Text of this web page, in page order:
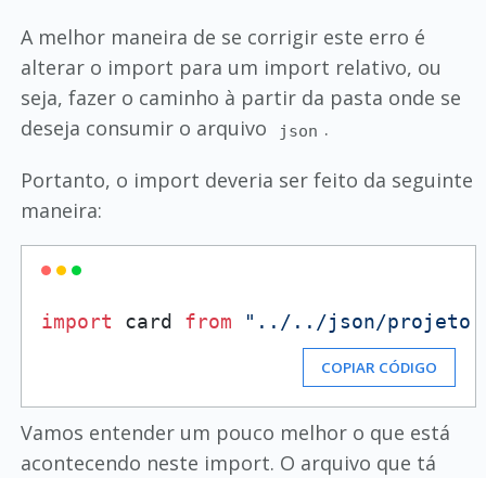
A melhor maneira de se corrigir este erro é
alterar o import para um import relativo, ou
seja, fazer o caminho à partir da pasta onde se
deseja consumir o arquivo
json .
Portanto, o import deveria ser feito da seguinte
maneira:
import card from "../../json/
COPIAR CÓDIGO
Vamos entender um pouco melhor o que está
acontecendo neste import. O arquivo que tá